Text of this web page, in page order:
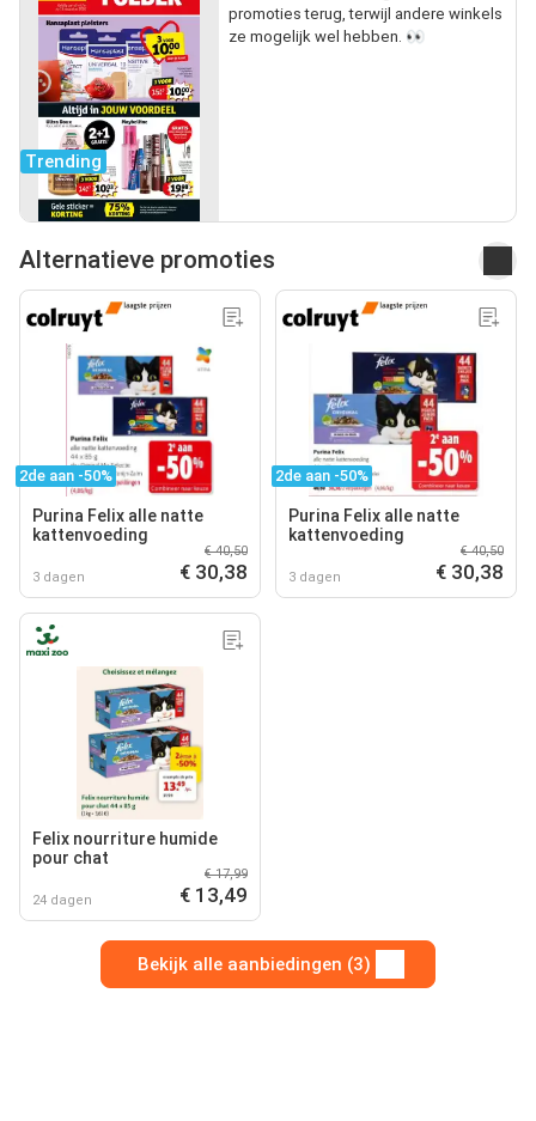
Trending
promoties terug, terwijl andere winkels
ze mogelijk wel hebben. 👀
Alternatieve promoties
2de aan -50%
Purina Felix alle natte
kattenvoeding
3 dagen
€ 40,50
€ 30,38
2de aan -50%
Purina Felix alle natte
kattenvoeding
3 dagen
€ 40,50
€ 30,38
Felix nourriture humide
pour chat
24 dagen
€ 17,99
€ 13,49
Bekijk alle aanbiedingen (3)